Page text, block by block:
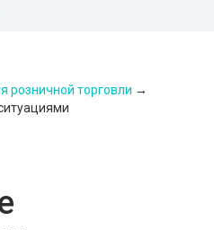
розничной торговли →